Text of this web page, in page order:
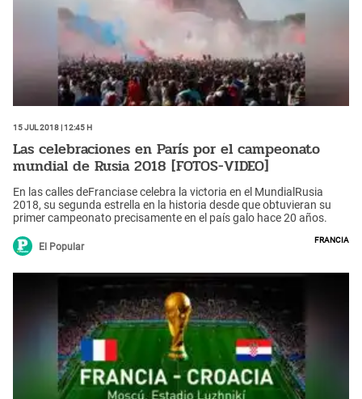
15 Jul 2018 | 12:45 h
Las celebraciones en París por el campeonato
mundial de Rusia 2018 [FOTOS-VIDEO]
En las calles deFranciase celebra la victoria en el MundialRusia
2018, su segunda estrella en la historia desde que obtuvieran su
primer campeonato precisamente en el país galo hace 20 años.
El Popular
Francia